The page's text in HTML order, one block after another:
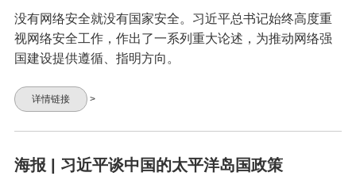
没有网络安全就没有国家安全。习近平总书记始终高度重
视网络安全工作，作出了一系列重大论述，为推动网络强
国建设提供遵循、指明方向。
详情链接 >
海报 | 习近平谈中国的太平洋岛国政策